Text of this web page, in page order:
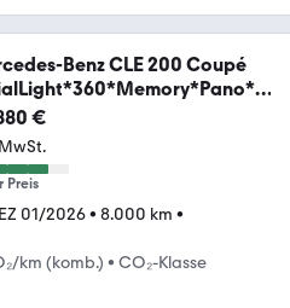
Benz CLE 200 Coupé
€
Preis
EZ 01/2026• 8.000 km •
km (komb.) • CO₂-Klasse